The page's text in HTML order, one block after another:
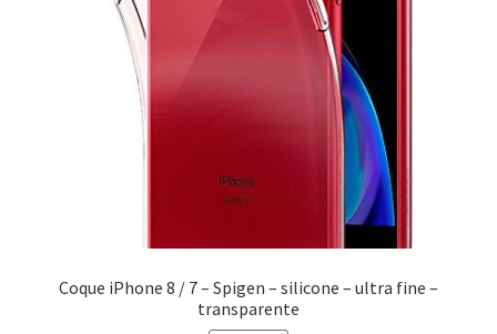
Coque iPhone 8 / 7 – Spigen – silicone – ultra fine –
transparente